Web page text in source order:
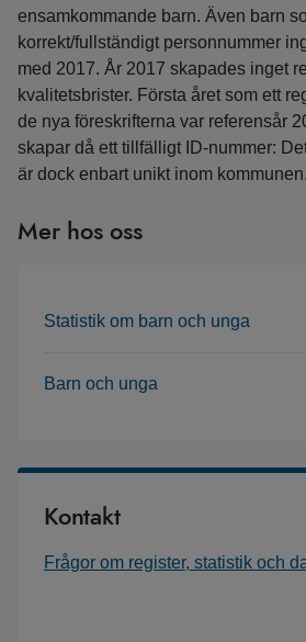
ensamkommande barn. Även barn
korrekt/fullständigt personnummer
med 2017. År 2017 skapades inget
kvalitetsbrister. Första året som ett
de nya föreskrifterna var referensår
skapar då ett tillfälligt ID-nummer:
är dock enbart unikt inom kommunen.
Mer hos oss
Statistik om barn och unga
Barn och unga
Kontakt
Frågor om register, statistik och